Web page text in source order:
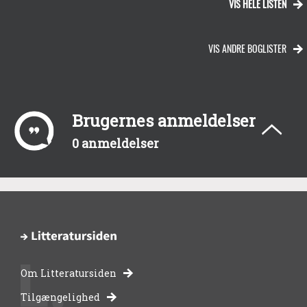
VIS HELE LISTEN
VIS ANDRE BOGLISTER
Brugernes anmeldelser
0 anmeldelser
-
Om Litteratursiden
Tilgængelighed